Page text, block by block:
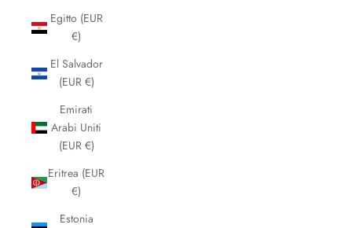
Egitto (EUR
€)
El Salvador
(EUR €)
Emirati
Arabi Uniti
(EUR €)
Eritrea (EUR
€)
Estonia